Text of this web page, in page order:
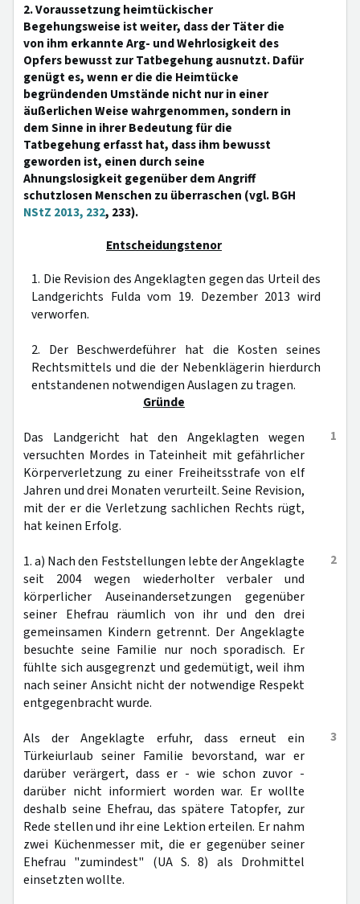
2. Voraussetzung heimtückischer
Begehungsweise ist weiter, dass der Täter die
von ihm erkannte Arg- und Wehrlosigkeit des
Opfers bewusst zur Tatbegehung ausnutzt. Dafür
genügt es, wenn er die die Heimtücke
begründenden Umstände nicht nur in einer
äußerlichen Weise wahrgenommen, sondern in
dem Sinne in ihrer Bedeutung für die
Tatbegehung erfasst hat, dass ihm bewusst
geworden ist, einen durch seine
Ahnungslosigkeit gegenüber dem Angriff
schutzlosen Menschen zu überraschen (vgl. BGH
NStZ 2013, 232, 233).
Entscheidungstenor
1. Die Revision des Angeklagten gegen das Urteil des
Landgerichts Fulda vom 19. Dezember 2013 wird
verworfen.
2. Der Beschwerdeführer hat die Kosten seines
Rechtsmittels und die der Nebenklägerin hierdurch
entstandenen notwendigen Auslagen zu tragen.
Gründe
1
Das Landgericht hat den Angeklagten wegen
versuchten Mordes in Tateinheit mit gefährlicher
Körperverletzung zu einer Freiheitsstrafe von elf
Jahren und drei Monaten verurteilt. Seine Revision,
mit der er die Verletzung sachlichen Rechts rügt,
hat keinen Erfolg.
2
1. a) Nach den Feststellungen lebte der Angeklagte
seit 2004 wegen wiederholter verbaler und
körperlicher Auseinandersetzungen gegenüber
seiner Ehefrau räumlich von ihr und den drei
gemeinsamen Kindern getrennt. Der Angeklagte
besuchte seine Familie nur noch sporadisch. Er
fühlte sich ausgegrenzt und gedemütigt, weil ihm
nach seiner Ansicht nicht der notwendige Respekt
entgegenbracht wurde.
3
Als der Angeklagte erfuhr, dass erneut ein
Türkeiurlaub seiner Familie bevorstand, war er
darüber verärgert, dass er - wie schon zuvor -
darüber nicht informiert worden war. Er wollte
deshalb seine Ehefrau, das spätere Tatopfer, zur
Rede stellen und ihr eine Lektion erteilen. Er nahm
zwei Küchenmesser mit, die er gegenüber seiner
Ehefrau "zumindest" (UA S. 8) als Drohmittel
einsetzten wollte.